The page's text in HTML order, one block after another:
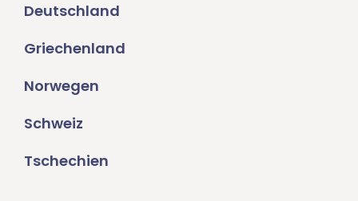
Deutschland
Griechenland
Norwegen
Schweiz
Tschechien